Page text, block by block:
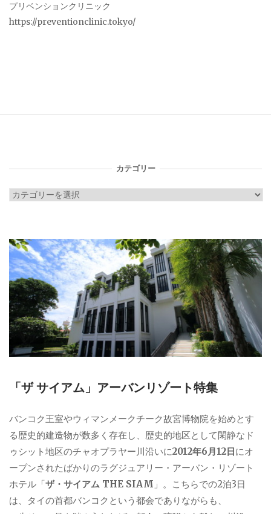
プリベンションクリニック
https://preventionclinic.tokyo/
カテゴリー
カ
リ
ー
「ザ サイアム」アーバンリゾート特集
バンコク王室やウィマンメークチーク故宮博物院を始めとす
る歴史的建造物が数多く存在し、歴史的地区として閑静なド
ゥシット地区のチャオプラヤー川沿いに2012年6月12日にオ
ープンされたばかりのラグジュアリー・アーバン・リゾート
ホテル「ザ・サイアム THE SIAM 」。こちらでの2泊3日
は、タイの首都バンコクという都会でありながらも、